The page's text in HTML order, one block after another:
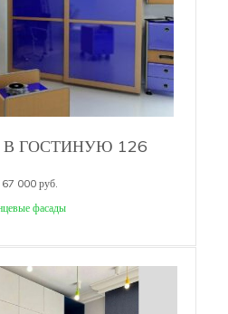
ГОСТИНУЮ 126
67 000 руб.
фасады